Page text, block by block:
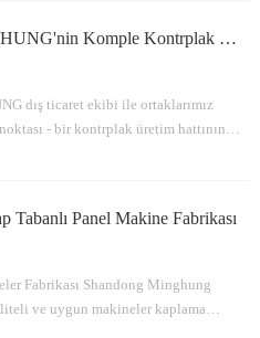
9 Konteyner Yola Çıktı MINGHUNG'nin Komple Kontrplak Üretim Hattı Başarıyla Ayrıldı
dış ticaret ekibi ile ortaklarımız
- bir kontrplak üretim hattının
Panel Makine Fabrikası
Fabrikası Shandong Minghung
ve uygun makineler kaplama